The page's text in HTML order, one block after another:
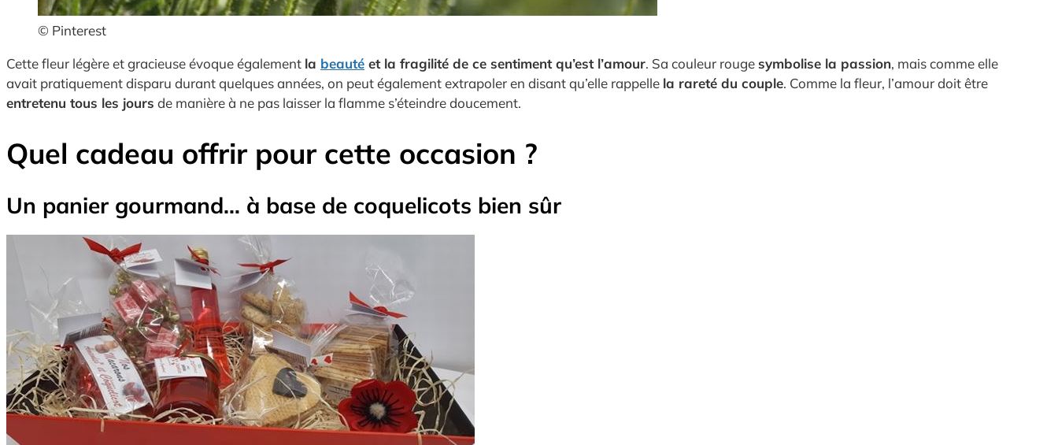
© Pinterest
Cette fleur légère et gracieuse évoque également la beauté et la fragilité de ce sentiment qu’est l’amour. Sa couleur rouge symbolise la passion, mais comme elle
avait pratiquement disparu durant quelques années, on peut également extrapoler en disant qu’elle rappelle la rareté du couple. Comme la fleur, l’amour doit être
entretenu tous les jours de manière à ne pas laisser la flamme s’éteindre doucement.
Quel cadeau offrir pour cette occasion ?
Un panier gourmand… à base de coquelicots bien sûr